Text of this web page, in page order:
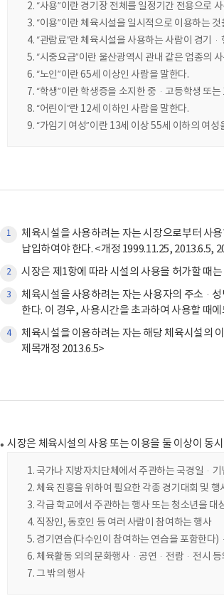
“사용”이란 경기장 전체를 일정기간 전용으로
“이용”이란 체육시설을 일시적으로 이용하는 것
“관람료”란 체육시설을 사용하는 사람이 경기
“시중요금”이란 울산광역시 관내 같은 업종의
“노인”이란 65세 이상인 사람을 말한다.
“학생”이란 학생증을 소지한 중·고등학생 또
“어린이”란 12세 이하인 사람을 말한다.
“가임기 여성”이란 13세 이상 55세 이하의 여
1
체육시설을 사용하려는 자는 시장으로부터 사
납입하여야 한다. <개정 1999.11.25, 2013.6.5,
2 시장은 제1항에 따라 시설의 사용을 허가할 때
3
체육시설을 사용하려는 자는 사용자의 주소·
한다. 이 경우, 사용시간을 초과하여 사용할 때
4
체육시설을 이용하려는 자는 해당 체육시설의
제목개정 2013.6.5>
시장은 체육시설의 사용 또는 이용을 둘 이상이 동
국가나 지방자치단체에서 주관하는 국경일·기
체육 진흥을 위하여 필요한 각종 경기대회 및 행
각급 학교에서 주관하는 행사 또는 청소년을 대
직장인, 동호인 등 여러 사람이 참여하는 행사
경기연습(다수인이 참여하는 연습을 포함한
체육활동 외의 문화행사·공연·전람·전시 등
그 밖의 행사